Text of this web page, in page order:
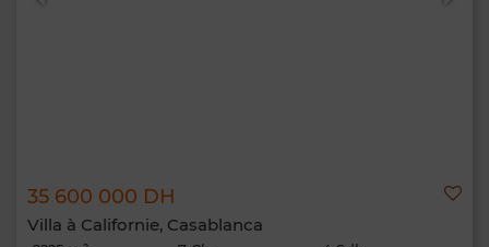
35 600 000 DH
Villa à Californie, Casablanca